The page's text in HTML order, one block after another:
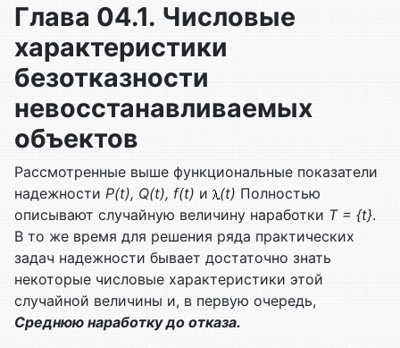
Глава 04.1. Числовые
характеристики
безотказности
невосстанавливаемых
объектов
Рассмотренные выше функциональные показатели
надежности P(t), Q(t), f(t) и (t) Полностью
описывают случайную величину наработки T = {t}.
В то же время для решения ряда практических
задач надежности бывает достаточно знать
некоторые числовые характеристики этой
случайной величины и, в первую очередь,
Среднюю наработку до отказа.